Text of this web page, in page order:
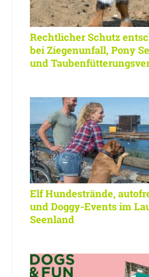
Rechtlicher Schutz
bei Ziegenunfall, Pony
und
Elf Hundestrände,
und Doggy-Events im
Seenland